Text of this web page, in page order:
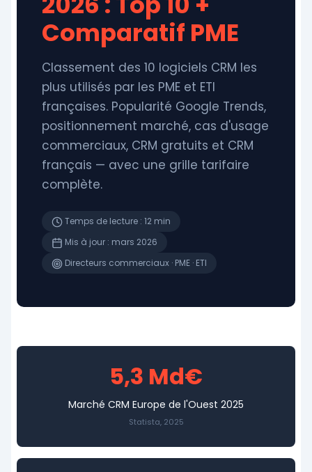
Comparatif PME
Classement des 10 logiciels CRM les
plus utilisés par les PME et ETI
françaises. Popularité Google Trends,
positionnement marché, cas d'usage
commerciaux, CRM gratuits et CRM
français — avec une grille tarifaire
complète.
Temps de lecture : 12 min
Mis à jour : mars 2026
Directeurs commerciaux · PME · ETI
5,3 Md€
Marché CRM Europe de l'Ouest 2025
Statista, 2025